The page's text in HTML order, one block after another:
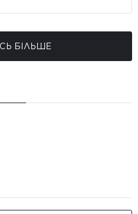
БІЛЬШЕ